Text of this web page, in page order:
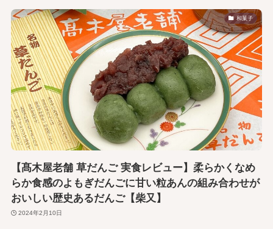
和菓子
【髙木屋老舗 草だんご 実食レビュー】柔らかくなめ
らか食感のよもぎだんごに甘い粒あんの組み合わせが
おいしい歴史あるだんご【柴又】
2024年2月10日